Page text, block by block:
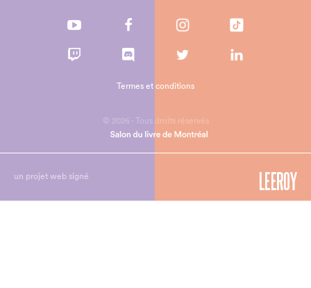
© 2026 - Tous droits réservés
Termes et conditions
un projet web signé